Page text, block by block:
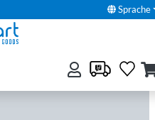
Sprache